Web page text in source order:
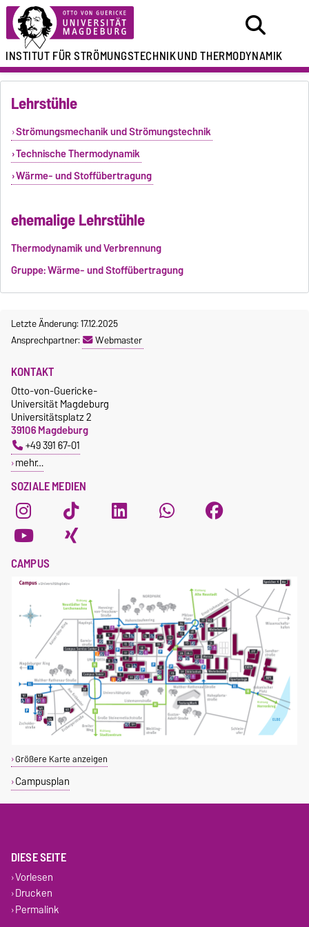
INSTITUT FÜRSTRÖMUNGSTECHNIKUND THERMODYNAMIK
Lehrstühle
Strömungsmechanik und Strömungstechnik
Technische Thermodynamik
Wärme- und Stoffübertragung
ehemalige Lehrstühle
Thermodynamik und Verbrennung
Gruppe: Wärme- und Stoffübertragung
Letzte Änderung: 17.12.2025
Ansprechpartner:
Webmaster
SOZIALE MEDIEN
KONTAKT
Otto-von-Guericke-
Universität Magdeburg
Universitätsplatz 2
39106 Magdeburg
+49 391 67-01
mehr…
CAMPUS
Größere Karte anzeigen
Campusplan
DIESE SEITE
Vorlesen
Drucken
Permalink